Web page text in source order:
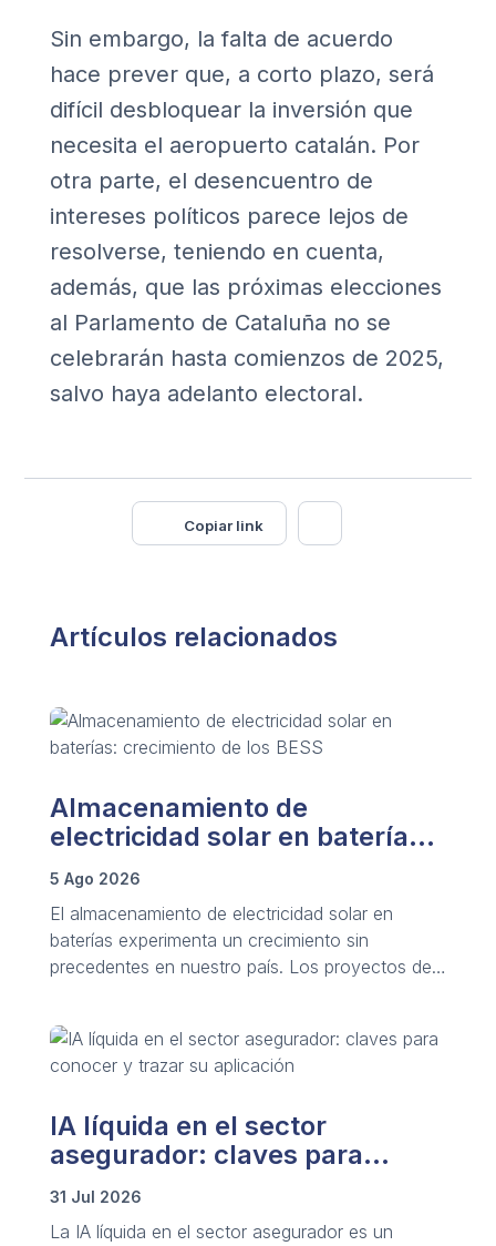
Sin embargo, la falta de acuerdo
hace prever que, a corto plazo, será
difícil desbloquear la inversión que
necesita el aeropuerto catalán. Por
otra parte, el desencuentro de
intereses políticos parece lejos de
resolverse, teniendo en cuenta,
además, que las próximas elecciones
al Parlamento de Cataluña no se
celebrarán hasta comienzos de 2025,
salvo haya adelanto electoral.
Copiar link
Artículos relacionados
Almacenamiento de
electricidad solar en baterías:
crecimiento de los BESS
5 Ago 2026
El almacenamiento de electricidad solar en
baterías experimenta un crecimiento sin
precedentes en nuestro país. Los proyectos de
global.
IA líquida en el sector
asegurador: claves para
conocer y trazar su aplicación
31 Jul 2026
La IA líquida en el sector asegurador es un